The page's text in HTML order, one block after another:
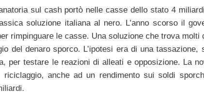
sul cash portò nelle casse dello stato 4
soluzione italiana al nero. L’anno scorso il
rimpinguare le casse. Una soluzione che trova molti
del denaro sporco. L’ipotesi era di una tassazione,
per testare le reazioni di alleati e opposizione. La
anche ad un rendimento sui soldi